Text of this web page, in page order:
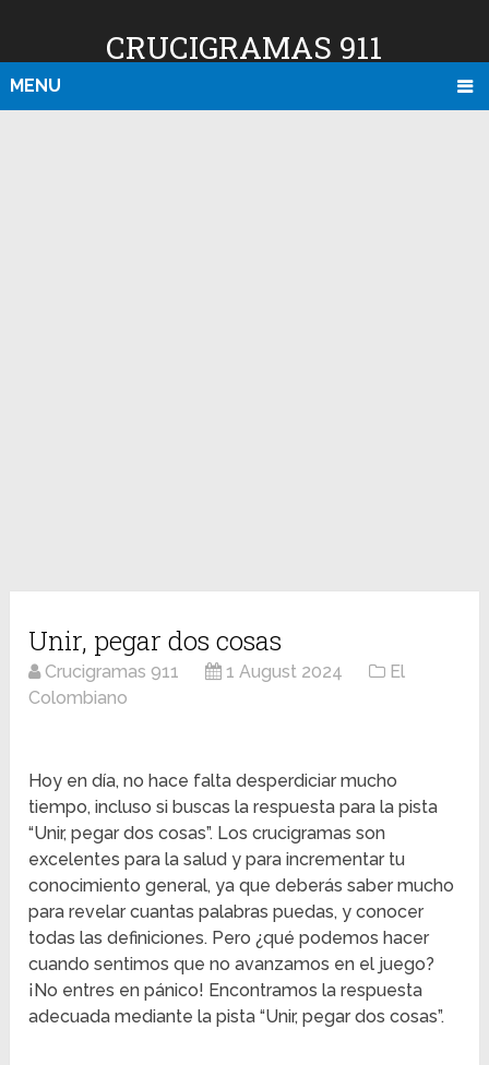
CRUCIGRAMAS 911
MENU
Unir, pegar dos cosas
Crucigramas 911 1 August 2024
El
Colombiano
Hoy en día, no hace falta desperdiciar mucho
tiempo, incluso si buscas la respuesta para la pista
“Unir, pegar dos cosas”. Los crucigramas son
excelentes para la salud y para incrementar tu
conocimiento general, ya que deberás saber mucho
para revelar cuantas palabras puedas, y conocer
todas las definiciones. Pero ¿qué podemos hacer
cuando sentimos que no avanzamos en el juego?
¡No entres en pánico! Encontramos la respuesta
adecuada mediante la pista “Unir, pegar dos cosas”.